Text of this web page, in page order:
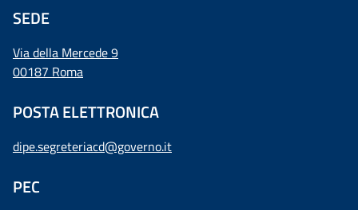
SEDE
Via della Mercede 9
00187 Roma
POSTA ELETTRONICA
dipe.segreteriacd@governo.it
PEC